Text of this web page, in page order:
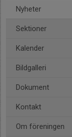
Nyheter
Sektioner
Kalender
Bildgalleri
Dokument
Kontakt
Om föreningen